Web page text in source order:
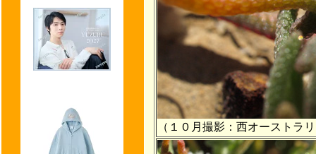
（１０月撮影：西オーストラ